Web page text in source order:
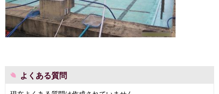
よくある質問